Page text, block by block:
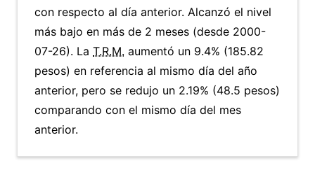
con respecto al día anterior. Alcanzó el nivel
más bajo en más de 2 meses (desde 2000-
07-26). La T.R.M. aumentó un 9.4% (185.82
pesos) en referencia al mismo día del año
anterior, pero se redujo un 2.19% (48.5 pesos)
comparando con el mismo día del mes
anterior.